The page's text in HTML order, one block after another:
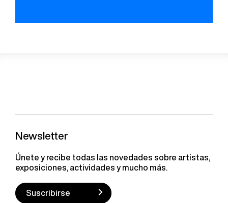
Newsletter
Únete y recibe todas las novedades sobre artistas,
exposiciones, actividades y mucho más.
Suscribirse